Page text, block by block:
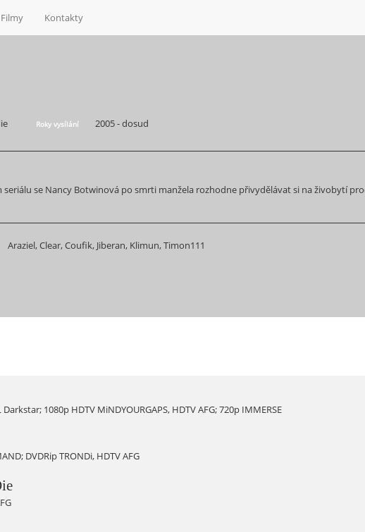
Filmy Kontakty
Roky vysílání 2005 - dosud
seriálu se Nancy Botwinová po smrti manžela rozhodne přivydělávat si na živobytí
Araziel, Clear, Coufik, Jiberan, Klimun, Timon111
1080p HDTV MiNDYOURGAPS, HDTV AFG; 720p IMMERSE
DVDRip TRONDi, HDTV AFG